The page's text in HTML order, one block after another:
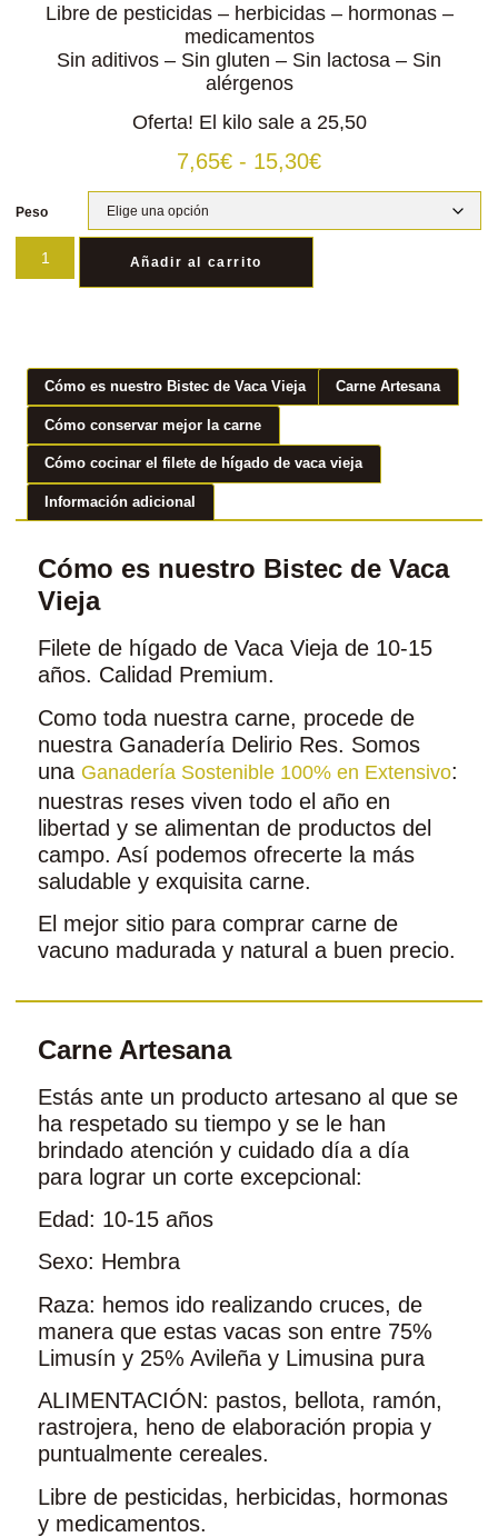
Libre de pesticidas – herbicidas – hormonas –
medicamentos
Sin aditivos – Sin gluten – Sin lactosa – Sin
alérgenos
Oferta! El kilo sale a 25,50
7,65€ - 15,30€
Peso
Añadir al carrito
Cómo es nuestro Bistec de Vaca Vieja Carne Artesana
Cómo conservar mejor la carne
Cómo cocinar el filete de hígado de vaca vieja
Información adicional
Cómo es nuestro Bistec de Vaca
Vieja
Filete de hígado de Vaca Vieja de 10-15
años. Calidad Premium.
Como toda nuestra carne, procede de
nuestra Ganadería Delirio Res. Somos
una Ganadería Sostenible 100% en Extensivo:
nuestras reses viven todo el año en
libertad y se alimentan de productos del
campo. Así podemos ofrecerte la más
saludable y exquisita carne.
El mejor sitio para comprar carne de
vacuno madurada y natural a buen precio.
Carne Artesana
Estás ante un producto artesano al que se
ha respetado su tiempo y se le han
brindado atención y cuidado día a día
para lograr un corte excepcional:
Edad: 10-15 años
Sexo: Hembra
Raza: hemos ido realizando cruces, de
manera que estas vacas son entre 75%
Limusín y 25% Avileña y Limusina pura
ALIMENTACIÓN: pastos, bellota, ramón,
rastrojera, heno de elaboración propia y
puntualmente cereales.
Libre de pesticidas, herbicidas, hormonas
y medicamentos.